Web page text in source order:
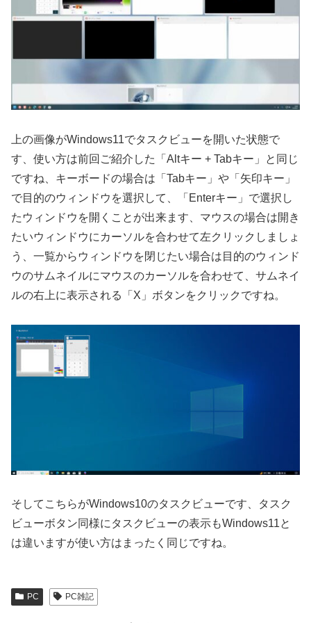
上の画像がWindows11でタスクビューを開いた状態で
す、使い方は前回ご紹介した「Altキー + Tabキー」と同じ
ですね、キーボードの場合は「Tabキー」や「矢印キー」
で目的のウィンドウを選択して、「Enterキー」で選択し
たウィンドウを開くことが出来ます、マウスの場合は開き
たいウィンドウにカーソルを合わせて左クリックしましょ
う、一覧からウィンドウを閉じたい場合は目的のウィンド
ウのサムネイルにマウスのカーソルを合わせて、サムネイ
ルの右上に表示される「X」ボタンをクリックですね。
そしてこちらがWindows10のタスクビューです、タスク
ビューボタン同様にタスクビューの表示もWindows11と
は違いますが使い方はまったく同じですね。
PC PC雑記